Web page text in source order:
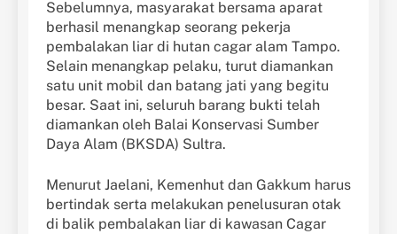
Sebelumnya, masyarakat bersama aparat
berhasil menangkap seorang pekerja
pembalakan liar di hutan cagar alam Tampo.
Selain menangkap pelaku, turut diamankan
satu unit mobil dan batang jati yang begitu
besar. Saat ini, seluruh barang bukti telah
diamankan oleh Balai Konservasi Sumber
Daya Alam (BKSDA) Sultra.
Menurut Jaelani, Kemenhut dan Gakkum harus
bertindak serta melakukan penelusuran otak
di balik pembalakan liar di kawasan Cagar